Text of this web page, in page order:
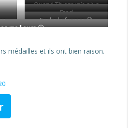
Quand Thierry n’a plus
de blagues.
Fred
Emilie la fausse 😉
meilleurs 🙂
médailles et ils ont bien raison.